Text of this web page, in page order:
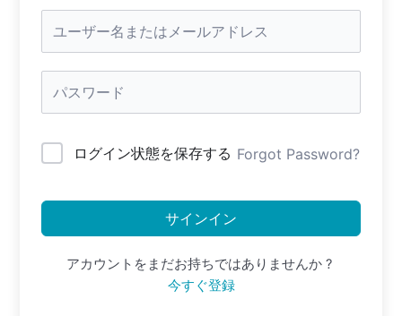
ログイン状態を保存する Forgot Password?
サインイン
アカウントをまだお持ちではありませんか ?
今すぐ登録